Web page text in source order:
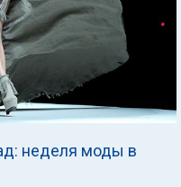
неделя моды в